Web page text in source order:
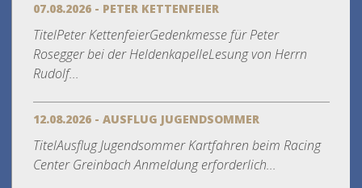
07.08.2026 - PETER KETTENFEIER
TitelPeter KettenfeierGedenkmesse für Peter
Rosegger bei der HeldenkapelleLesung von Herrn
Rudolf...
12.08.2026 - AUSFLUG JUGENDSOMMER
TitelAusflug Jugendsommer Kartfahren beim Racing
Center Greinbach Anmeldung erforderlich...